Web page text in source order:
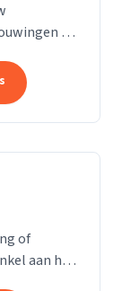
en
van
of
aan het